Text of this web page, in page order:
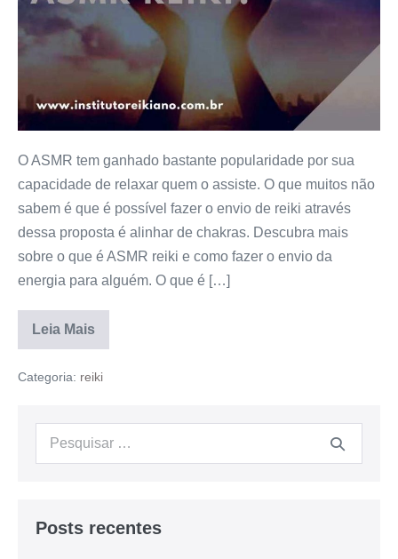
O ASMR tem ganhado bastante popularidade por sua
capacidade de relaxar quem o assiste. O que muitos não
sabem é que é possível fazer o envio de reiki através
dessa proposta é alinhar de chakras. Descubra mais
sobre o que é ASMR reiki e como fazer o envio da
energia para alguém. O que é […]
Leia Mais
Categoria: reiki
Posts recentes